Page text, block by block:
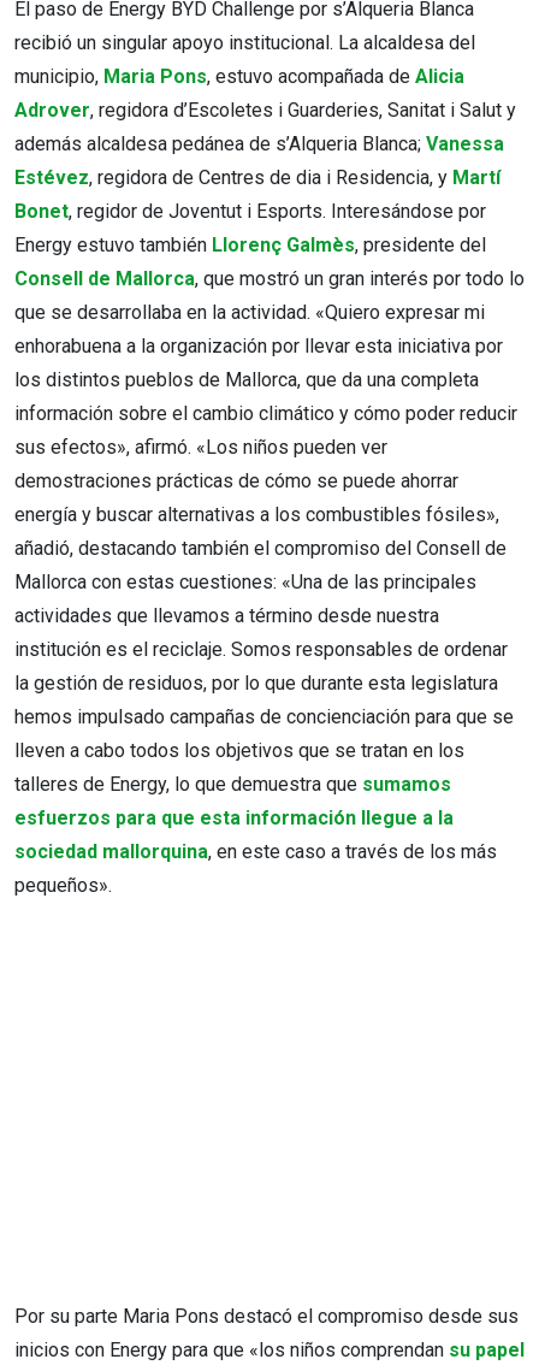
El paso de Energy BYD Challenge por s’Alqueria Blanca
recibió un singular apoyo institucional. La alcaldesa del
municipio, Maria Pons, estuvo acompañada de Alicia
Adrover, regidora d’Escoletes i Guarderies, Sanitat i Salut y
además alcaldesa pedánea de s’Alqueria Blanca; Vanessa
Estévez, regidora de Centres de dia i Residencia, y Martí
Bonet, regidor de Joventut i Esports. Interesándose por
Energy estuvo también Llorenç Galmès, presidente del
Consell de Mallorca, que mostró un gran interés por todo lo
que se desarrollaba en la actividad. «Quiero expresar mi
enhorabuena a la organización por llevar esta iniciativa por
los distintos pueblos de Mallorca, que da una completa
información sobre el cambio climático y cómo poder reducir
sus efectos», afirmó. «Los niños pueden ver
demostraciones prácticas de cómo se puede ahorrar
energía y buscar alternativas a los combustibles fósiles»,
añadió, destacando también el compromiso del Consell de
Mallorca con estas cuestiones: «Una de las principales
actividades que llevamos a término desde nuestra
institución es el reciclaje. Somos responsables de ordenar
la gestión de residuos, por lo que durante esta legislatura
hemos impulsado campañas de concienciación para que se
lleven a cabo todos los objetivos que se tratan en los
talleres de Energy, lo que demuestra que sumamos
esfuerzos para que esta información llegue a la
sociedad mallorquina, en este caso a través de los más
pequeños».
Por su parte Maria Pons destacó el compromiso desde sus
inicios con Energy para que «los niños comprendan su papel